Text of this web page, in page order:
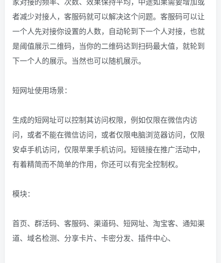
者减少对接人，客服码就可以解决这个问题。客服码可以让
一个人先对接你设置的人数，自动轮到下一个人对接，也就
是阈值展示二维码，当你的二维码达到扫码最大值，就轮到
下一个人的展示。当然也可以随机展示。
短网址使用场景：
生成的短网址可以控制其访问权限，例如仅限在微信内访
问，或者不能在微信访问，或者仅限电脑浏览器访问，仅限
安卓手机访问，仅限苹果手机访问。短链接在推广活动中，
有着精简而不简单的作用，你还可以有完全控制权。
模块：
首页、群活码、客服码、渠道码、短网址、淘宝客、通知渠
道、域名检测、分享卡片、卡密分发、插件中心、